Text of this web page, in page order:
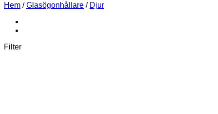
Hem / Glasögonhållare / Djur
Filter